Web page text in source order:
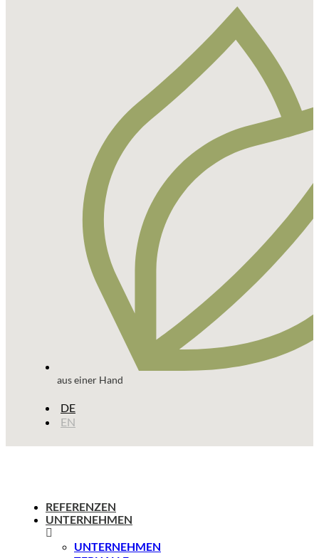
aus einer Hand
DE
EN
REFERENZEN
UNTERNEHMEN
UNTERNEHMEN